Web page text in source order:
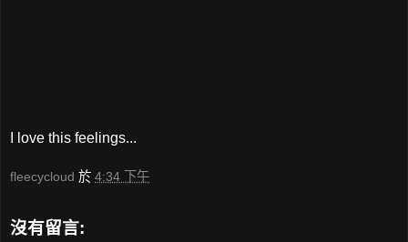
I love this feelings...
fleecycloud 於 4:34 下午
沒有留言: